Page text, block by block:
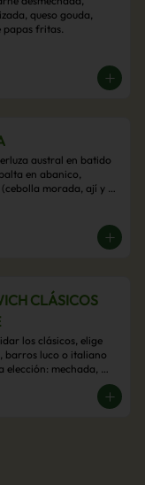
queso gouda,
papas fritas.
austral en batido
en abanico,
morada, ají y
CLÁSICOS
los clásicos, elige
barros luco o italiano
elección: mechada,
de papas fritas.